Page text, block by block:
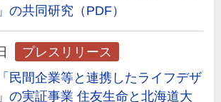
の共同研究（PDF）
プレスリリース
民間企業等と連携したライフデザ
の実証事業 住友生命と北海道大